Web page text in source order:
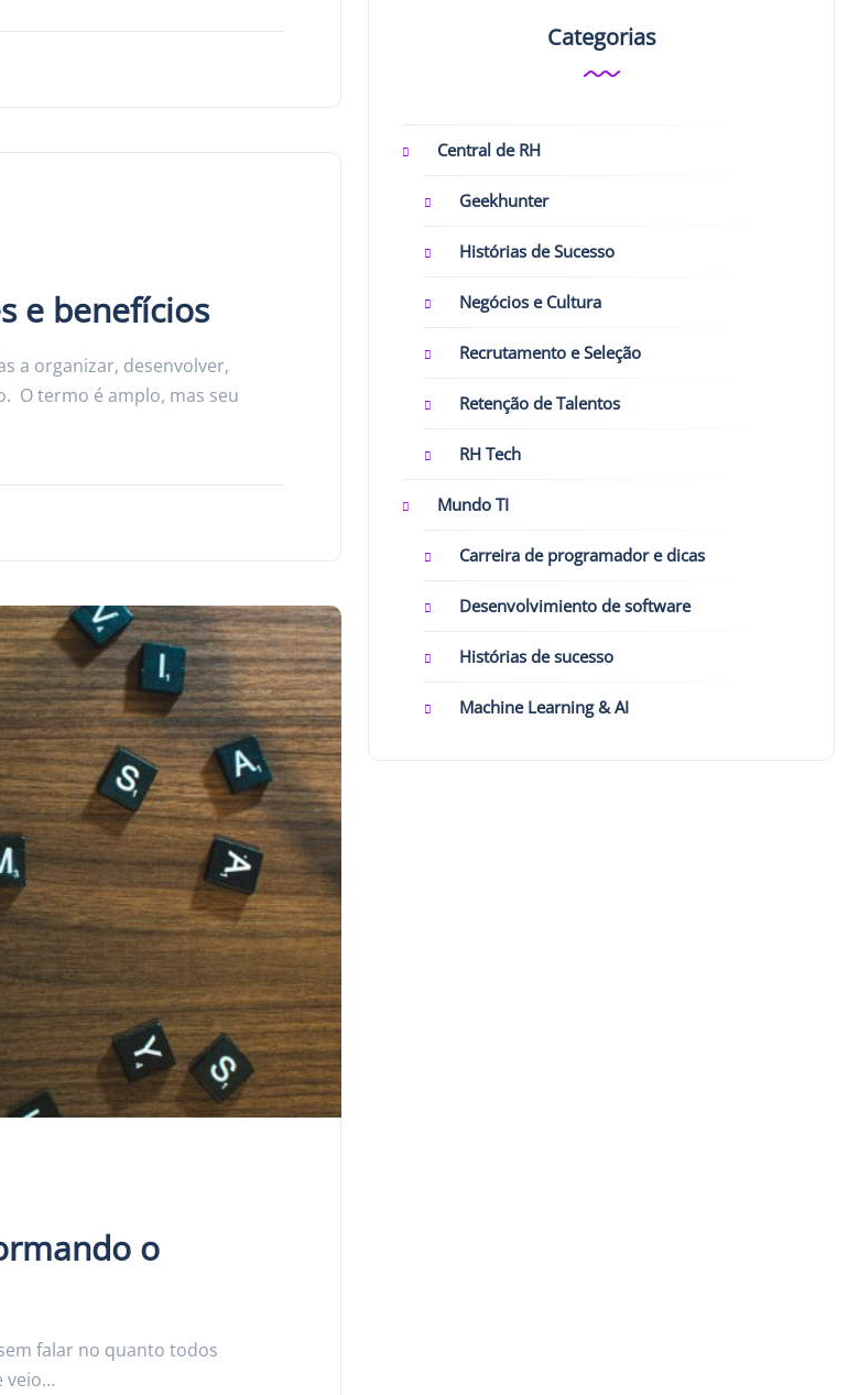
e benefícios
a organizar, desenvolver,
O termo é amplo, mas seu
o
falar no quanto todos
veio…
Categorias
Central de RH
Geekhunter
Histórias de Sucesso
Negócios e Cultura
Recrutamento e Seleção
Retenção de Talentos
RH Tech
Mundo TI
Carreira de programador e dicas
Desenvolvimiento de software
Histórias de sucesso
Machine Learning & AI